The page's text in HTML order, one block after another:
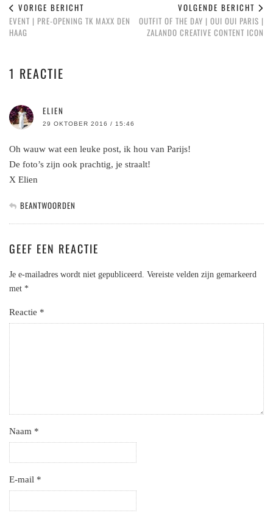
VORIGE BERICHT
EVENT | PRE-OPENING TK MAXX DEN
HAAG
VOLGENDE BERICHT
OUTFIT OF THE DAY | OUI OUI PARIS |
ZALANDO CREATIVE CONTENT ICON
1 REACTIE
ELIEN
29 OKTOBER 2016 / 15:46
Oh wauw wat een leuke post, ik hou van Parijs!
De foto’s zijn ook prachtig, je straalt!
X Elien
BEANTWOORDEN
GEEF EEN REACTIE
Je e-mailadres wordt niet gepubliceerd. Vereiste velden zijn gemarkeerd
met *
Reactie *
Naam *
E-mail *